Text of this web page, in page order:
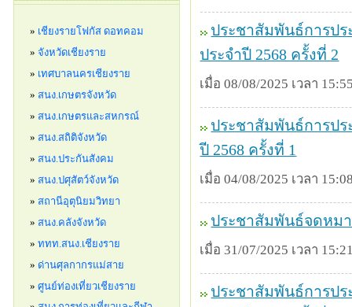
ประชาสัมพันธ์การป
ประจำปี 2568 ครั้งที่ 2
เมื่อ 08/08/2025 เวลา
ประชาสัมพันธ์การป
ปี 2568 ครั้งที่ 1
เมื่อ 04/08/2025 เวลา
ประชาสัมพันธ์จดหม
เมื่อ 31/07/2025 เวลา
ประชาสัมพันธ์การป